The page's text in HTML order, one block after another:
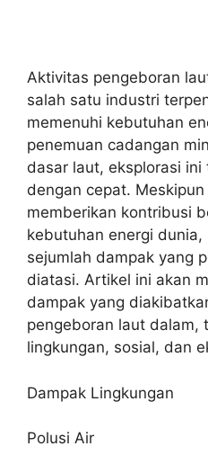
Aktivitas pengeboran
salah satu industri
memenuhi kebutuhan
penemuan cadangan
dasar laut, eksplorasi
dengan cepat.
memberikan kontribusi
kebutuhan energi
sejumlah dampak yang
diatasi. Artikel ini akan
dampak yang
pengeboran laut dalam,
lingkungan, sosial, dan
Dampak Lingkungan
Polusi Air